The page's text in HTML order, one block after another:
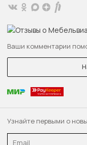
Узнайте первыми о
Email
Ваши комментарии